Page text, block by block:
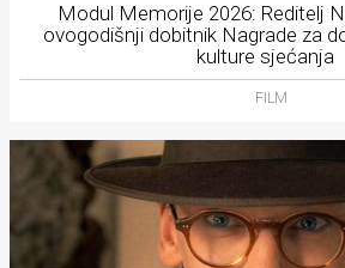
Modul Memorije 2026: Reditelj
ovogodišnji dobitnik Nagrade za
kulture sjećanja
FILM